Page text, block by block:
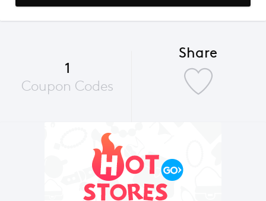
1
Coupon Codes
Share